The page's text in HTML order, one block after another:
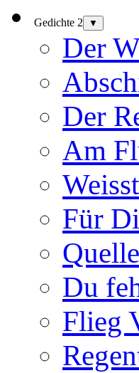
Gedichte 2 ▼
Der
Der
Am
Für
Du
Flieg